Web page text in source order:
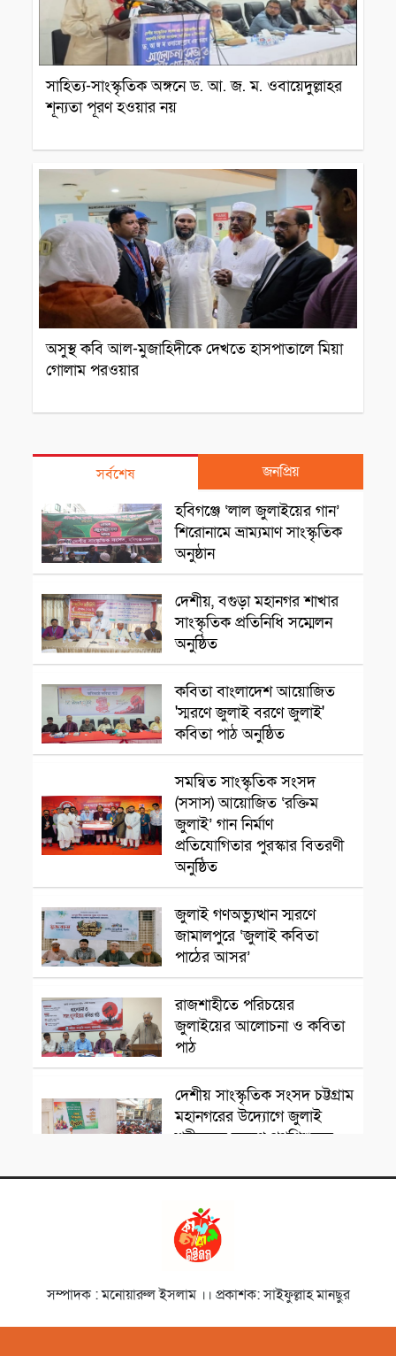
সাহিত্য-সাংস্কৃতিক অঙ্গনে ড. আ. জ. ম. ওবায়েদুল্লাহর
শূন্যতা পূরণ হওয়ার নয়
সাহিত্যিক
অসুস্থ কবি আল-মুজাহিদীকে দেখতে হাসপাতালে মিয়া
গোলাম পরওয়ার
সর্বশেষ জনপ্রিয়
হবিগঞ্জে ‘লাল জুলাইয়ের গান’
শিরোনামে ভ্রাম্যমাণ সাংস্কৃতিক
অনুষ্ঠান
দেশীয়, বগুড়া মহানগর শাখার
সাংস্কৃতিক প্রতিনিধি সম্মেলন
অনুষ্ঠিত
কবিতা বাংলাদেশ আয়োজিত
'স্মরণে জুলাই বরণে জুলাই'
কবিতা পাঠ অনুষ্ঠিত
সমন্বিত সাংস্কৃতিক সংসদ
(সসাস) আয়োজিত ‘রক্তিম
জুলাই’ গান নির্মাণ
প্রতিযোগিতার পুরস্কার বিতরণী
অনুষ্ঠিত
জুলাই গণঅভ্যুত্থান স্মরণে
জামালপুরে ‘জুলাই কবিতা
পাঠের আসর’
রাজশাহীতে পরিচয়ের
জুলাইয়ের আলোচনা ও কবিতা
পাঠ
দেশীয় সাংস্কৃতিক সংসদ চট্টগ্রাম
মহানগরের উদ্যোগে জুলাই
শহীদদের স্মরণে পথশিশুদের
নাট্যকার ডা. আবু হেনা আবিদ
জাফর স্মরণে আলোচনা সভা ও
দোয়া মাহফিল
‘বিদ্রোহের স্বরলিপি’নজরুল
জয়ন্তী উৎসব অনুষ্ঠিত
সম্পাদক : মনোয়ারুল ইসলাম ।। প্রকাশক: সাইফুল্লাহ মানছুর